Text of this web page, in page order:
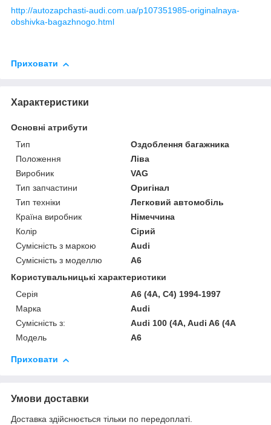
http://autozapchasti-audi.com.ua/p107351985-originalnaya-
obshivka-bagazhnogo.html
Приховати
Характеристики
Основні атрибути
Тип
Оздоблення багажника
Положення
Ліва
Виробник
VAG
Тип запчастини
Оригінал
Тип техніки
Легковий автомобіль
Країна виробник
Німеччина
Колір
Сірий
Сумісність з маркою
Audi
Сумісність з моделлю
A6
Користувальницькі характеристики
Серія
A6 (4A, C4) 1994-1997
Марка
Audi
Сумісність з:
Audi 100 (4A, Audi A6 (4A
Модель
A6
Приховати
Умови доставки
Доставка здійснюється тільки по передоплаті.